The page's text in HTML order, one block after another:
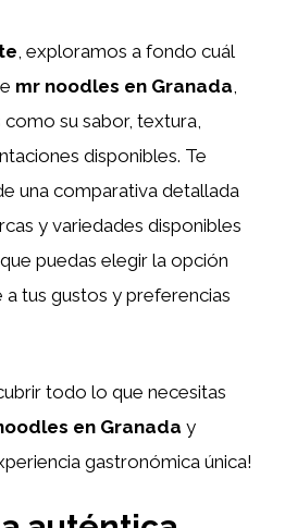
, exploramos a fondo cuál
mr noodles en Granada
su sabor, textura,
disponibles. Te
una comparativa detallada
y variedades disponibles
puedas elegir la opción
tus gustos y preferencias
todo lo que necesitas
en Granada y
gastronómica única!